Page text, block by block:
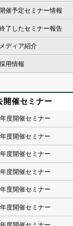
開催予定セミナー情報
了したセミナー報告
メディア紹介
用情報
開催セミナー